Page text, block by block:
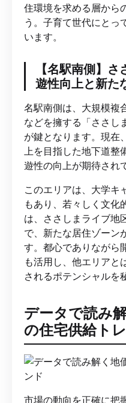
住環境を求める層から
う。子育て世代にとっ
います。
【名駅南側】
遊性向上と新た
名駅南側は、大規模複
などを擁する「ささし
が鍵となります。現在
上を目指した地下道
遊性の向上が期待され
このエリアは、大学キ
もあり、若々しく文化
は、ささしまライブ地
で、新たな居住ゾーン
す。都心でありながら
も活用し、他エリアと
されるポテンシャルを
データで読み
の住宅供給ト
市場の動向を正確に把